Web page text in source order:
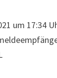
um 17:34